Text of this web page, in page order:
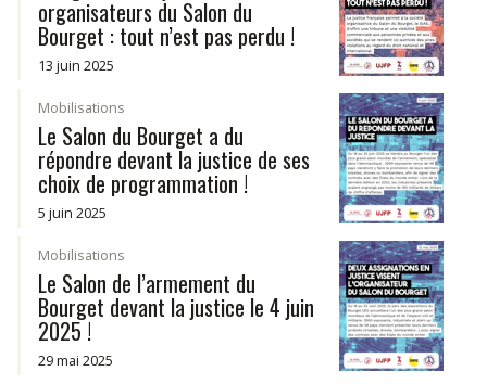
organisateurs du Salon du
Bourget : tout n’est pas perdu !
13 juin 2025
Mobilisations
Le Salon du Bourget a du
répondre devant la justice de ses
choix de programmation !
5 juin 2025
Mobilisations
Le Salon de l’armement du
Bourget devant la justice le 4 juin
2025 !
29 mai 2025